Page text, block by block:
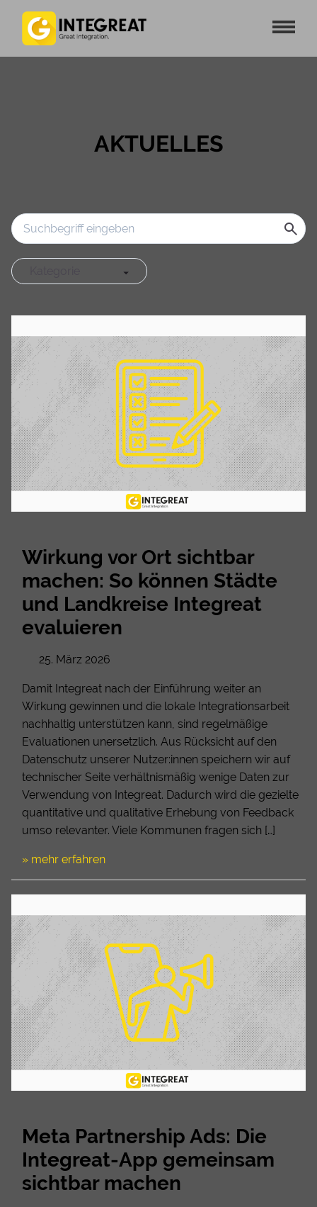
AKTUELLES
Wirkung vor Ort sichtbar
machen: So können Städte
und Landkreise Integreat
evaluieren
25. März 2026
Damit Integreat nach der Einführung weiter an
Wirkung gewinnen und die lokale Integrationsarbeit
nachhaltig unterstützen kann, sind regelmäßige
Evaluationen unersetzlich. Aus Rücksicht auf den
Datenschutz unserer Nutzer:innen speichern wir auf
technischer Seite verhältnismäßig wenige Daten zur
Verwendung von Integreat. Dadurch wird die gezielte
quantitative und qualitative Erhebung von Feedback
umso relevanter. Viele Kommunen fragen sich […]
» mehr erfahren
Meta Partnership Ads: Die
Integreat-App gemeinsam
sichtbar machen